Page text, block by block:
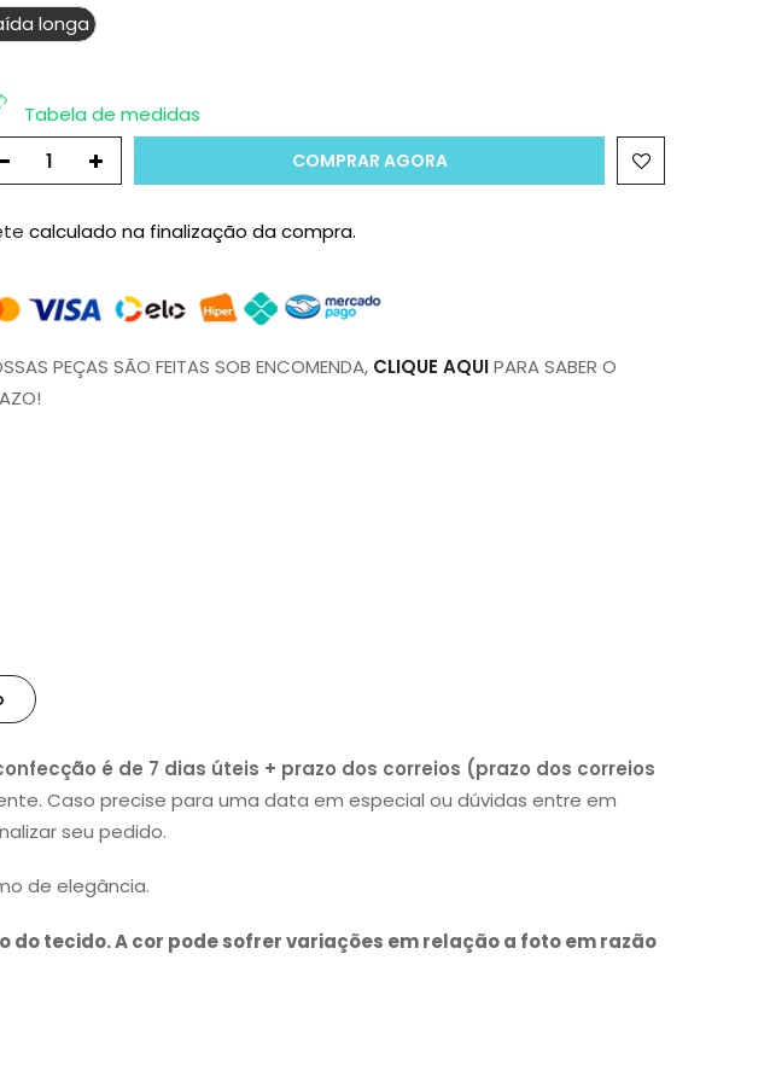
longa
Tabela de medidas
COMPRAR AGORA
calculado na finalização da compra.
PEÇAS SÃO FEITAS SOB ENCOMENDA, CLIQUE AQUIPARA SABER O
é de 7 dias úteis + prazo dos correios (prazo dos correios
Caso precise para uma data em especial ou dúvidas entre em
seu pedido.
de elegância.
tecido. A cor pode sofrer variações em relação a foto em razão